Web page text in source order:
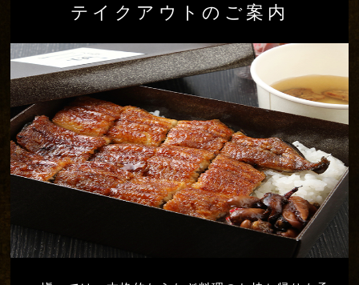
テイクアウトのご案内